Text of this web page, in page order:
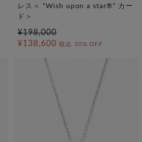
レス＜ “Wish upon a star®” カー
ド＞
¥198,000
¥138,600 税込 30% OFF